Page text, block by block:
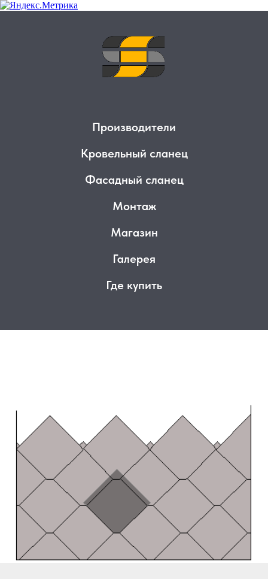
Производители
Кровельный сланец
Фасадный сланец
Монтаж
Магазин
Галерея
Где купить